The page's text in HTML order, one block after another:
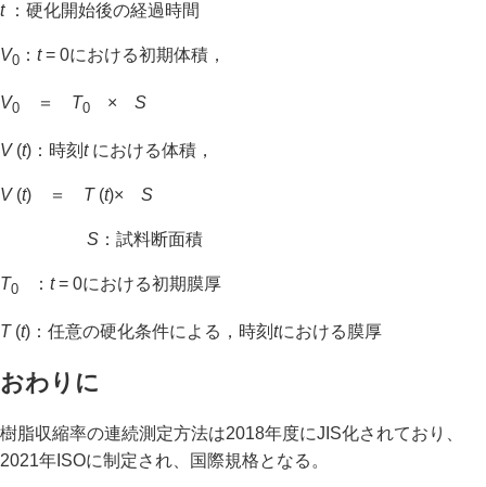
t ：硬化開始後の経過時間
V0 ： t= 0における初期体積，
V0 ＝ T0 × S
V (t)：時刻 t における体積，
V (t) ＝ T (t)× S
S ：試料断面積
T0 ： t= 0における初期膜厚
T (t)：任意の硬化条件による，時刻 tにおける膜厚
おわりに
樹脂収縮率の連続測定方法は2018年度にJIS化されており、
2021年ISOに制定され、国際規格となる。